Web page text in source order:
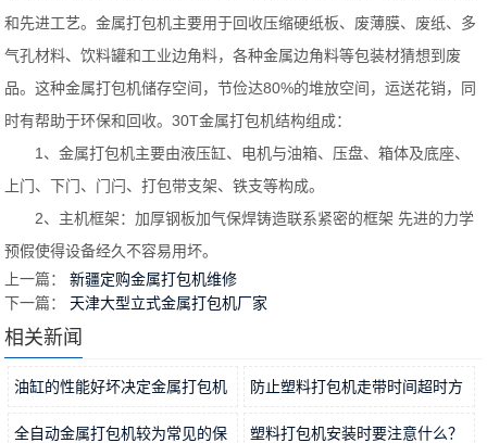
和先进工艺。金属打包机主要用于回收压缩硬纸板、废薄膜、废纸、多
气孔材料、饮料罐和工业边角料，各种金属边角料等包装材猜想到废
品。这种金属打包机储存空间，节俭达80%的堆放空间，运送花销，同
时有帮助于环保和回收。30T金属打包机结构组成：
1、金属打包机主要由液压缸、电机与油箱、压盘、箱体及底座、
上门、下门、门闩、打包带支架、铁支等构成。
2、主机框架：加厚钢板加气保焊铸造联系紧密的框架 先进的力学
预假使得设备经久不容易用坏。
上一篇：新疆定购金属打包机维修
下一篇： 天津大型立式金属打包机厂家
相关新闻
油缸的性能好坏决定金属打包机
稳定… 2021-11-15
防止塑料打包机走带时间超时方
法分… 2021-11-12
全自动金属打包机较为常见的保 塑料打包机安装时要注意什么？